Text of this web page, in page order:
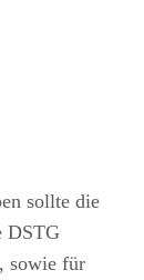
sollte die
DSTG
sowie für